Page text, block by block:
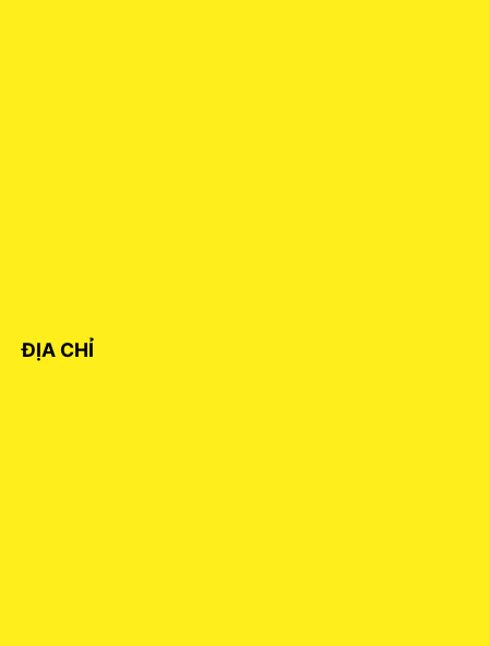
ĐỊA CHỈ